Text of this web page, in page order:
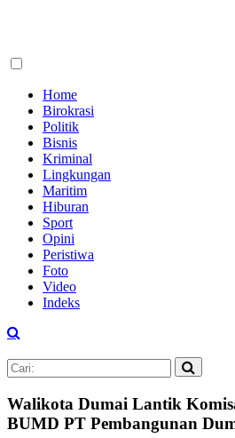
Home
Birokrasi
Politik
Bisnis
Kriminal
Lingkungan
Maritim
Hiburan
Sport
Opini
Peristiwa
Foto
Video
Indeks
Walikota Dumai Lantik
BUMD PT Pembangunan